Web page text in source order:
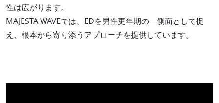
性は広がります。
MAJESTA WAVEでは、EDを男性更年期の一側面として捉
え、根本から寄り添うアプローチを提供しています。